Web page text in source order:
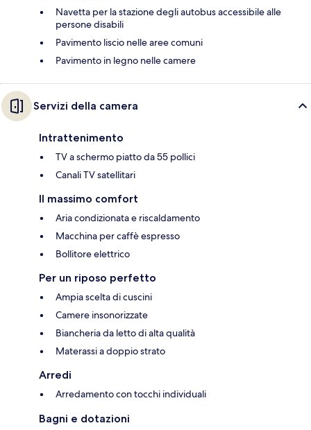
Navetta per la stazione degli autobus accessibile alle
persone disabili
Pavimento liscio nelle aree comuni
Pavimento in legno nelle camere
Servizi della camera
Intrattenimento
TV a schermo piatto da 55 pollici
Canali TV satellitari
Il massimo comfort
Aria condizionata e riscaldamento
Macchina per caffè espresso
Bollitore elettrico
Per un riposo perfetto
Ampia scelta di cuscini
Camere insonorizzate
Biancheria da letto di alta qualità
Materassi a doppio strato
Arredi
Arredamento con tocchi individuali
Bagni e dotazioni